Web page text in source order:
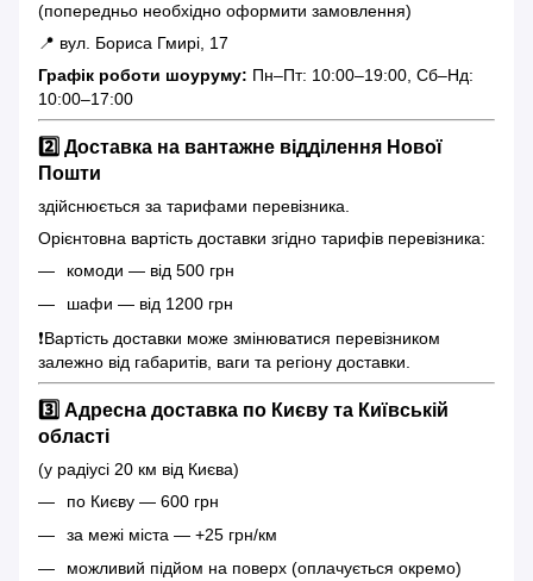
(попередньо необхідно оформити замовлення)
📍 вул. Бориса Гмирі, 17
Графік роботи шоуруму: Пн–Пт: 10:00–19:00, Сб–Нд:
10:00–17:00
2️⃣ Доставка на вантажне відділення Нової
Пошти
здійснюється за тарифами перевізника.
Орієнтовна вартість доставки згідно тарифів перевізника:
комоди — від 500 грн
шафи — від 1200 грн
❗️Вартість доставки може змінюватися перевізником
залежно від габаритів, ваги та регіону доставки.
3️⃣ Адресна доставка по Києву та Київській
області
(у радіусі 20 км від Києва)
по Києву — 600 грн
за межі міста — +25 грн/км
можливий підйом на поверх (оплачується окремо)